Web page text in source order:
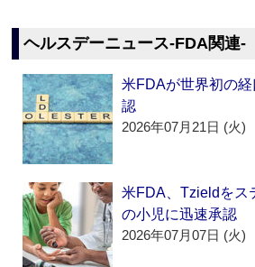
ヘルスデーニュース‐FDA関連‐
米FDAが世界初の
認
2026年07月21日 (火)
米FDA、Tzieldをス
の小児に迅速承認
2026年07月07日 (火)